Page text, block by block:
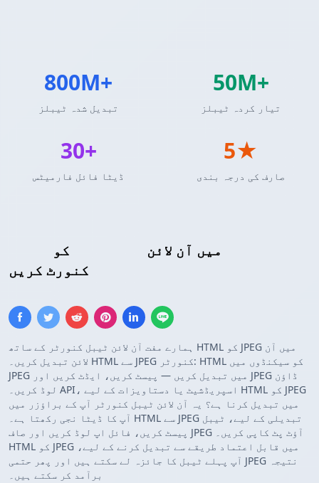
میں آن لائن
کنورٹ کریں
ہمارے مفت آن لائن ٹیبل کنورٹر کے ساتھ HTML کو JPEG میں آن
لائن تبدیل کریں۔ HTML سے JPEG کنورٹر: HTML کو سیکنڈوں میں
JPEG میں تبدیل کریں — پیسٹ کریں، ایڈٹ کریں اور JPEG ڈاؤن
لوڈ کریں۔ API، اسپریڈشیٹ یا دستاویزات کے لیے HTML کو JPEG
میں تبدیل کرنا ہے؟ یہ آن لائن ٹیبل کنورٹر آپ کے براؤزر میں
آپ کا ڈیٹا نجی رکھتا ہے۔ HTML سے JPEG تبدیلی کے لیے، ٹیبل
پیسٹ کریں، فائل اپ لوڈ کریں اور صاف JPEG آؤٹ پٹ کاپی کریں۔
HTML کو JPEG میں قابل اعتماد طریقے سے تبدیل کرنے کے لیے،
آپ پہلے ٹیبل کا جائزہ لے سکتے ہیں اور پھر حتمی JPEG نتیجہ
برآمد کر سکتے ہیں۔
800M+
تبدیل شدہ ٹیبلز
50M+
تیار کردہ ٹیبلز
30+
ڈیٹا فائل فارمیٹس
5★
صارف کی درجہ بندی